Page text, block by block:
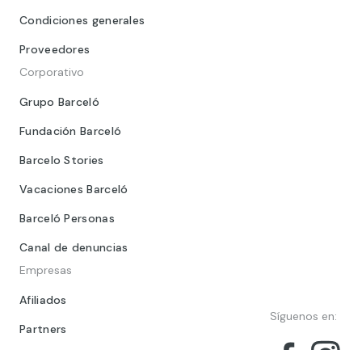
Condiciones generales
Proveedores
Corporativo
Grupo Barceló
Fundación Barceló
Barcelo Stories
Vacaciones Barceló
Barceló Personas
Canal de denuncias
Empresas
Afiliados
Partners
Síguenos en: